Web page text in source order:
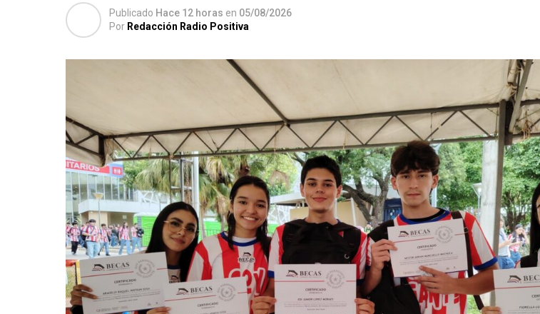
Publicado Hace 12 horas en 05/08/2026
Por Redacción Radio Positiva